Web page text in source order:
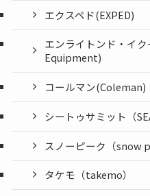
エクスペド(EXPED)
エンライトンド・イ
Equipment)
コールマン(Coleman)
シートゥサミット（
スノーピーク（snow
タケモ（takemo）